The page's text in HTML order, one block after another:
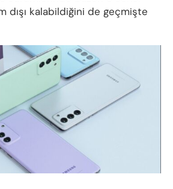
dışı kalabildiğini de geçmişte